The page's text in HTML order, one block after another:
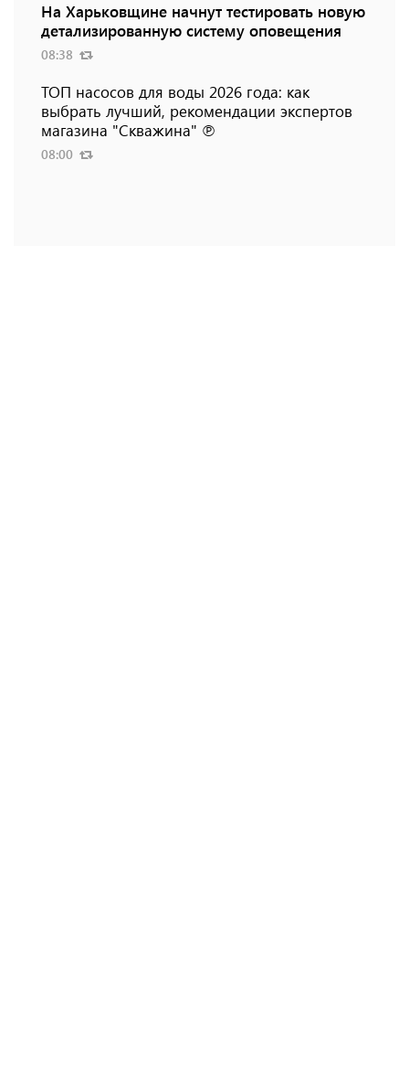
На Харьковщине начнут тестировать новую
детализированную систему оповещения
08:38
ТОП насосов для воды 2026 года: как
выбрать лучший, рекомендации экспертов
магазина "Скважина" ℗
08:00